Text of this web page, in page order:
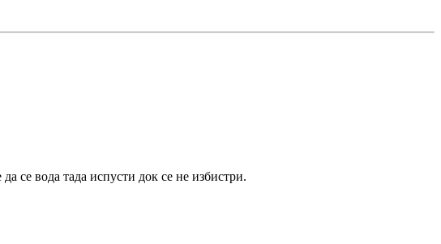
се вода тада испусти док се не избистри.